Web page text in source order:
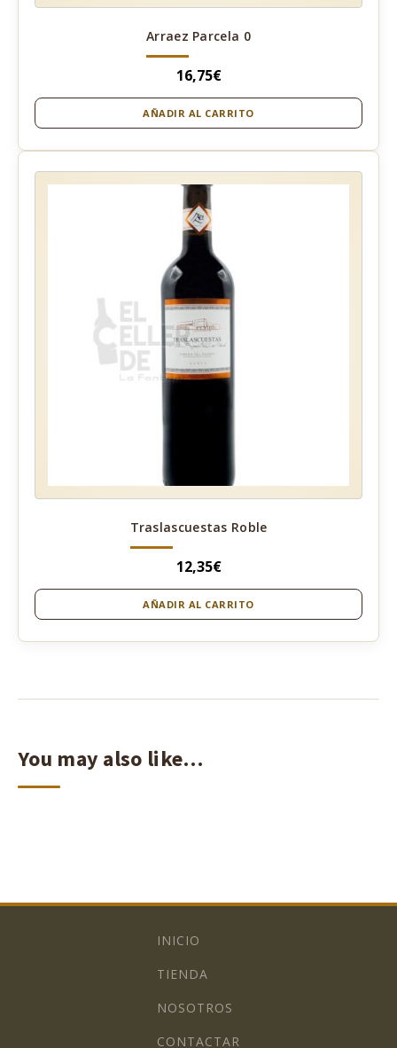
Arraez Parcela 0
16,75€
AÑADIR AL CARRITO
Traslascuestas Roble
12,35€
AÑADIR AL CARRITO
You may also like…
INICIO
TIENDA
NOSOTROS
CONTACTAR